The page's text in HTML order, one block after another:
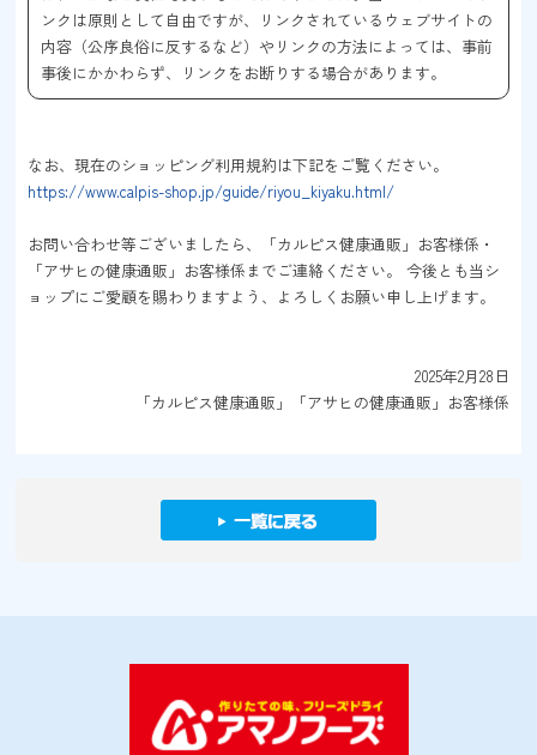
ンクは原則として自由ですが、リンクされているウェブサイトの
内容（公序良俗に反するなど）やリンクの方法によっては、事前
事後にかかわらず、リンクをお断りする場合があります。
なお、現在のショッピング利用規約は下記をご覧ください。
https://www.calpis-shop.jp/guide/riyou_kiyaku.html/
お問い合わせ等ございましたら、「カルピス健康通販」お客様係・
「アサヒの健康通販」お客様係までご連絡ください。 今後とも当シ
ョップにご愛顧を賜わりますよう、よろしくお願い申し上げます。
2025年2月28日
「カルピス健康通販」「アサヒの健康通販」お客様係